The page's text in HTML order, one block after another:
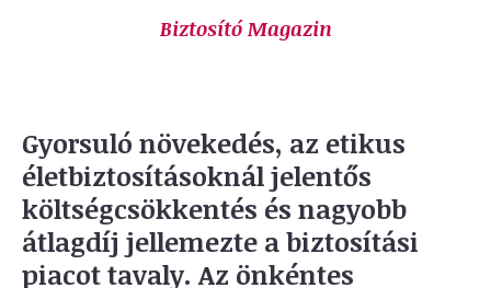
Biztosító Magazin
Gyorsuló növekedés, az etikus
életbiztosításoknál jelentős
költségcsökkentés és nagyobb
átlagdíj jellemezte a biztosítási
piacot tavaly. Az önkéntes